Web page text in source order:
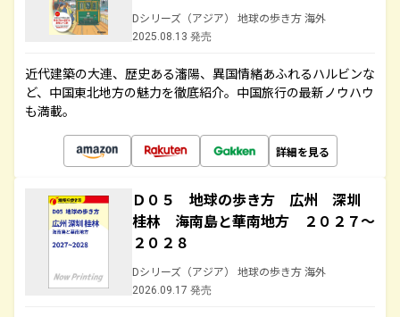
Dシリーズ（アジア） 地球の歩き方 海外
2025.08.13 発売
近代建築の大連、歴史ある瀋陽、異国情緒あふれるハルビンな
ど、中国東北地方の魅力を徹底紹介。中国旅行の最新ノウハウ
も満載。
詳細を見る
Ｄ０５ 地球の歩き方 広州 深圳
桂林 海南島と華南地方 ２０２７～
２０２８
Dシリーズ（アジア） 地球の歩き方 海外
2026.09.17 発売